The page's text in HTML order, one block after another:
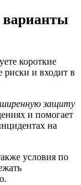
варианты
короткие
риски и входит в
защиту
и помогает
на
условия по